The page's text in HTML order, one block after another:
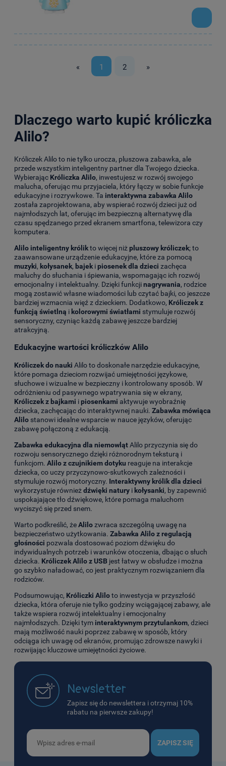
« 1 2 »
Dlaczego warto kupić króliczka
Alilo?
Króliczek Alilo to nie tylko urocza, pluszowa zabawka, ale
przede wszystkim inteligentny partner dla Twojego dziecka.
Wybierając Króliczka Alilo, inwestujesz w rozwój swojego
malucha, oferując mu przyjaciela, który łączy w sobie funkcje
edukacyjne i rozrywkowe. Ta interaktywna zabawka Alilo
została zaprojektowana, aby wspierać rozwój dzieci już od
najmłodszych lat, oferując im bezpieczną alternatywę dla
czasu spędzanego przed ekranem smartfona, telewizora czy
komputera.
Alilo inteligentny królikto więcej niżpluszowy króliczek; to
zaawansowane urządzenie edukacyjne, które za pomocą
muzyki, kołysanek, bajek ipiosenek dla dzieci zachęca
maluchy do słuchania i śpiewania, wspomagając ich rozwój
emocjonalny i intelektualny. Dzięki funkcjinagrywania, rodzice
mogą zostawić własne wiadomości lub czytać bajki, co jeszcze
bardziej wzmacnia więź z dzieckiem. Dodatkowo, Króliczek z
funkcją świetlną i kolorowymi światłami stymuluje rozwój
sensoryczny, czyniąc każdą zabawę jeszcze bardziej
atrakcyjną.
Edukacyjne wartości króliczków Alilo
Króliczek do nauki Alilo to doskonałe narzędzie edukacyjne,
które pomaga dzieciom rozwijać umiejętności językowe,
słuchowe i wizualne w bezpieczny i kontrolowany sposób. W
odróżnieniu od pasywnego wpatrywania się w ekrany,
Króliczek z bajkami ipiosenkami aktywuje wyobraźnię
dziecka, zachęcając do interaktywnej nauki. Zabawka mówiąca
Alilo stanowi idealne wsparcie w nauce języków, oferując
zabawę połączoną z edukacją.
Zabawka edukacyjna dla niemowlątAlilo przyczynia się do
rozwoju sensorycznego dzięki różnorodnym teksturą i
funkcjom. Alilo z czujnikiem dotyku reaguje na interakcje
dziecka, co uczy przyczynowo-skutkowych zależności i
stymuluje rozwój motoryczny. Interaktywny królik dla dzieci
wykorzystuje równieżdźwięki natury ikołysanki, by zapewnić
uspokajające tło dźwiękowe, które pomaga maluchom
wyciszyć się przed snem.
Warto podkreślić, żeAlilozwraca szczególną uwagę na
bezpieczeństwo użytkowania. Zabawka Alilo z regulacją
głośności pozwala dostosować poziom dźwięku do
indywidualnych potrzeb i warunków otoczenia, dbając o słuch
dziecka. Króliczek Alilo z USB jest łatwy w obsłudze i można
go szybko naładować, co jest praktycznym rozwiązaniem dla
rodziców.
Podsumowując, Króliczki Aliloto inwestycja w przyszłość
dziecka, która oferuje nie tylko godziny wciągającej zabawy, ale
także wspiera rozwój intelektualny i emocjonalny
najmłodszych. Dzięki tym interaktywnym przytulankom, dzieci
mają możliwość nauki poprzez zabawę w sposób, który
odciąga ich uwagę od ekranów, promując zdrowsze nawyki i
rozwijając kluczowe umiejętności życiowe.
Newsletter
Zapisz się do newslettera i otrzymaj 10%
rabatu na pierwsze zakupy!
ZAPISZ SIĘ